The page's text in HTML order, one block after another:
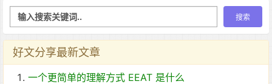
好文分享最新文章
一个更简单的理解方式 EEAT 是什么